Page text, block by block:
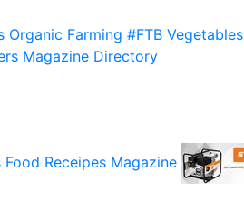
Organic Farming #FTB Vegetables
Magazine Directory
Food Receipes Magazine